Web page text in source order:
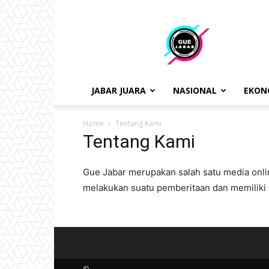
gue
jabar
JABAR JUARA NASIONAL
Home Tentang Kami
Tentang Kami
Gue Jabar merupakan salah satu media
melakukan suatu pemberitaan dan